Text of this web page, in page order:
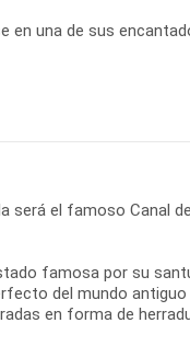
en una de sus
será el famoso Canal
famosa por su
del mundo antiguo
en forma de